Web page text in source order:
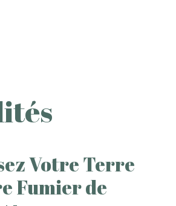
VotreTerre
Fumierde